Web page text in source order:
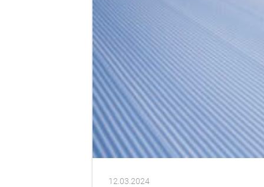
12.03.2024